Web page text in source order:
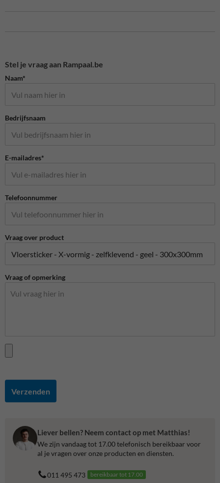
Stel je vraag aan Rampaal.be
Naam*
Bedrijfsnaam
E-mailadres*
Telefoonnummer
Vraag over product
Vraag of opmerking
Verzenden
Liever bellen? Neem contact op met Matthias!
We zijn vandaag tot 17.00 telefonisch bereikbaar voor
al je vragen over onze producten en diensten.
011 495 473 bereikbaar tot 17.00